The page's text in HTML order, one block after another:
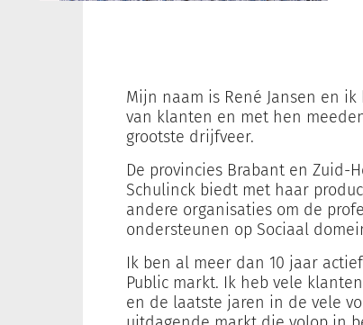
Mijn naam is René Jansen en
van klanten en met hen
grootste drijfveer.
De provincies Brabant en
Schulinck biedt met haar
andere organisaties om de
ondersteunen op Sociaal
Ik ben al meer dan 10 jaar
Public markt. Ik heb vele
en de laatste jaren in de vele